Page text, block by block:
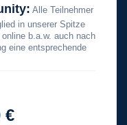
Alle Teilnehmer
in unserer Spitze
b.a.w. auch nach
eine entsprechende
€